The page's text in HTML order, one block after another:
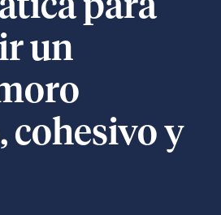
para
un
cohesivo y